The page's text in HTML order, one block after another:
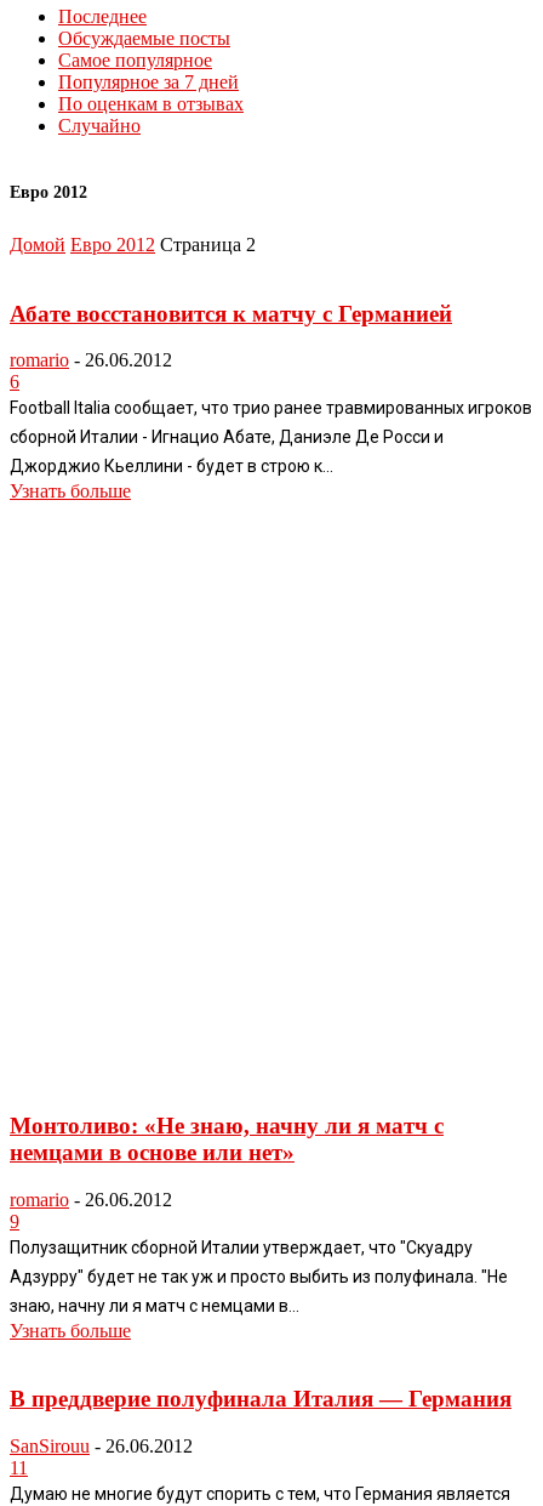
Последнее
Обсуждаемые посты
Самое популярное
Популярное за 7 дней
По оценкам в отзывах
Случайно
Евро 2012
Домой Евро 2012 Страница 2
Абате восстановится к матчу с Германией
romario - 26.06.2012
6
Football Italia сообщает, что трио ранее травмированных игроков
сборной Италии - Игнацио Абате, Даниэле Де Росси и
Джорджио Кьеллини - будет в строю к...
Узнать больше
Монтоливо: «Не знаю, начну ли я матч с
немцами в основе или нет»
romario - 26.06.2012
9
Полузащитник сборной Италии утверждает, что "Скуадру
Адзурру" будет не так уж и просто выбить из полуфинала. "Не
знаю, начну ли я матч с немцами в...
Узнать больше
В преддверие полуфинала Италия — Германия
SanSirouu - 26.06.2012
11
Думаю не многие будут спорить с тем, что Германия является